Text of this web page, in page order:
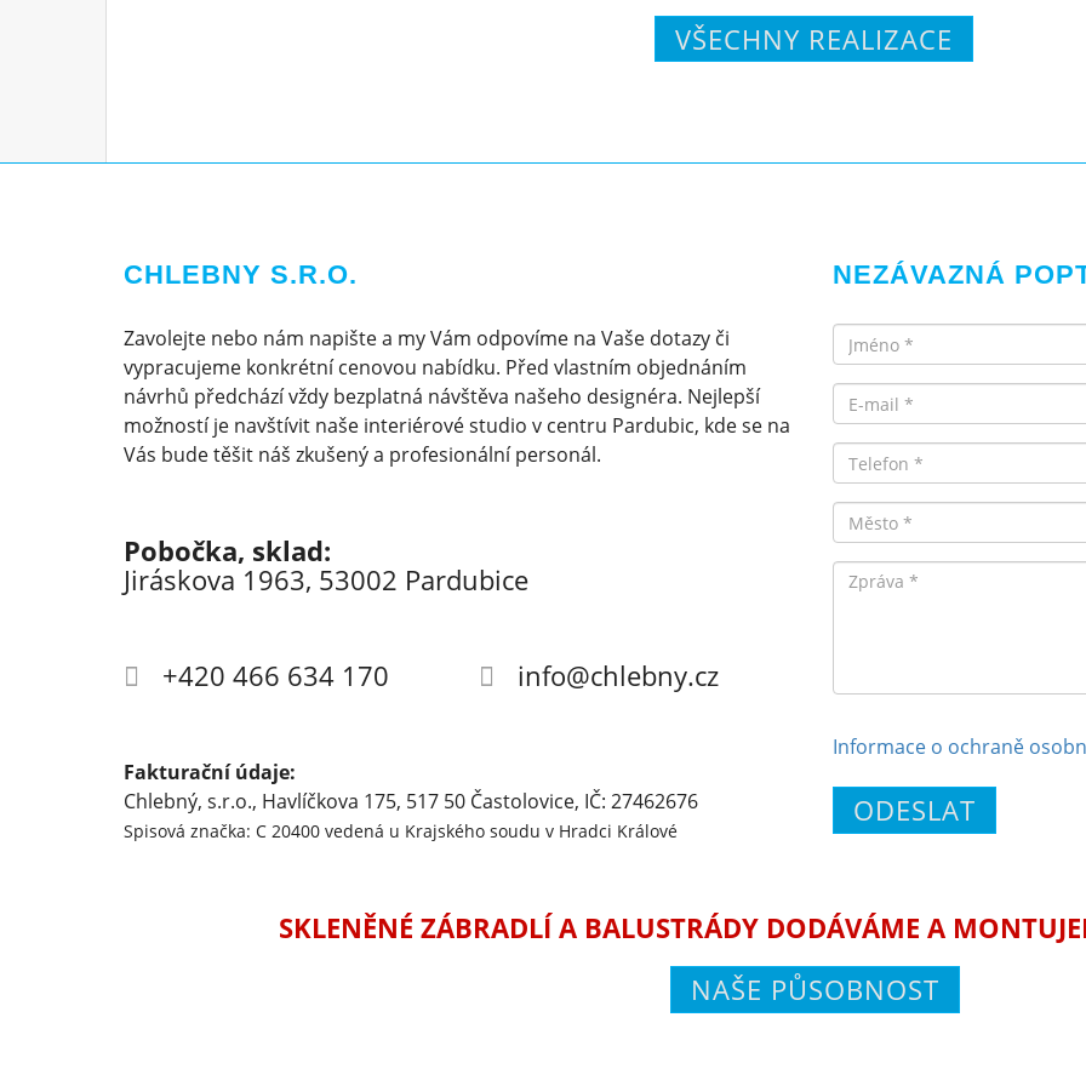
VŠECHNY REALIZACE
CHLEBNY S.R.O.
Zavolejte nebo nám napište a my Vám odpovíme na Vaše dotazy či
vypracujeme konkrétní cenovou nabídku. Před vlastním objednáním
návrhů předchází vždy bezplatná návštěva našeho designéra. Nejlepší
možností je navštívit naše interiérové studio v centru Pardubic, kde se na
Vás bude těšit náš zkušený a profesionální personál.
Pobočka, sklad:
Jiráskova 1963, 53002 Pardubice
+420 466 634 170 info@chlebny.cz
Fakturační údaje:
Chlebný, s.r.o., Havlíčkova 175, 517 50 Častolovice, IČ: 27462676
Spisová značka: C 20400 vedená u Krajského soudu v Hradci Králové
NEZÁVAZNÁ
Jméno
Email
Telefon
Město
Zpráva
Informace o ochraně
ODESLAT
SKLENĚNÉ ZÁBRADLÍ A BALUSTRÁDY DODÁVÁME A
NAŠE PŮSOBNOST